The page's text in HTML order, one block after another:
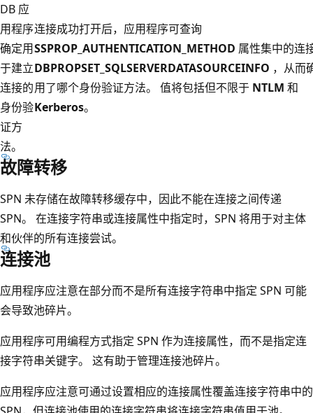
DB 应
用程序
确定用
于建立
连接的
身份验
证方
法。
连接成功打开后，应用程序可查询
SSPROP_AUTHENTICATION_METHOD 属性集中的连
DBPROPSET_SQLSERVERDATASOURCEINFO ，从而
用了哪个身份验证方法。 值将包括但不限于 NTLM 和
Kerberos。
故障转移
SPN 未存储在故障转移缓存中，因此不能在连接之间传递
SPN。 在连接字符串或连接属性中指定时，SPN 将用于对主体
和伙伴的所有连接尝试。
连接池
应用程序应注意在部分而不是所有连接字符串中指定 SPN 可能
会导致池碎片。
应用程序可用编程方式指定 SPN 作为连接属性，而不是指定连
接字符串关键字。 这有助于管理连接池碎片。
应用程序应注意可通过设置相应的连接属性覆盖连接字符串中的